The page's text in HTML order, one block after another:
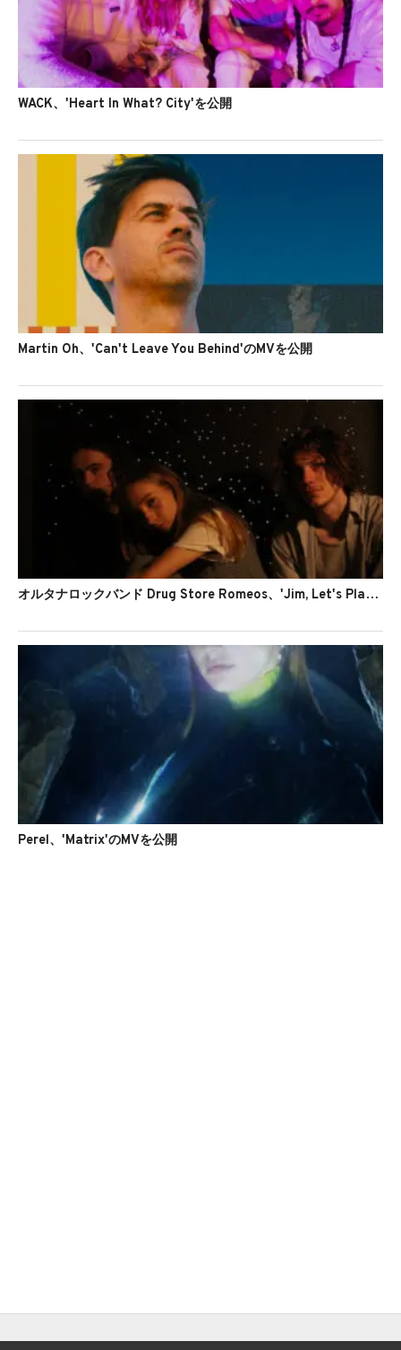
WACK、'Heart In What? City'を公開
Martin Oh、'Can't Leave You Behind'のMVを公開
オルタナロックバンド Drug Store Romeos、'Jim, Let's Play'を公開
Perel、'Matrix'のMVを公開